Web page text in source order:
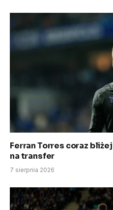
Ferran Torres coraz bliżej
na transfer
7 sierpnia 2026